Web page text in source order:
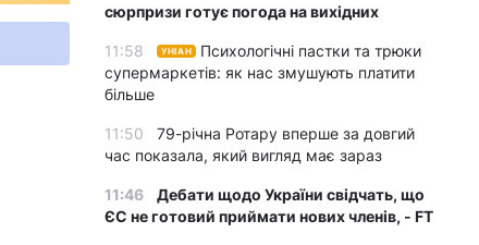
сюрпризи готує погода на вихідних
11:58 УНІАН
Психологічні пастки та трюки
супермаркетів: як нас змушують платити
більше
11:50
79-річна Ротару вперше за довгий
час показала, який вигляд має зараз
11:46
Дебати щодо України свідчать, що
ЄС не готовий приймати нових членів, - FT